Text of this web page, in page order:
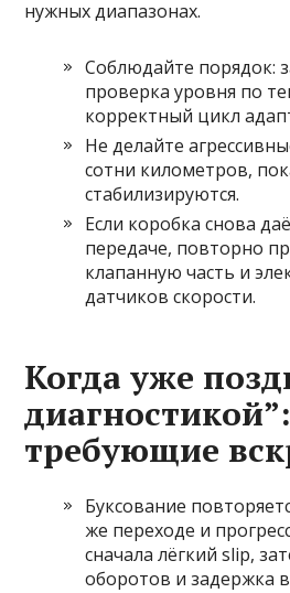
нужных диапазонах.
Соблюдайте порядок:
проверка уровня по
корректный цикл
Не делайте
сотни километров,
стабилизируются.
Если коробка снова
передаче, повторно
клапанную часть и
датчиков скорости.
Когда уже
требующие
Буксование
же переходе и
сначала лёгкий slip,
оборотов и задержка